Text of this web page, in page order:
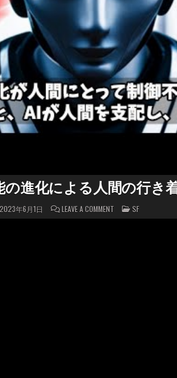
の進化による人間の行き
2023年6月1日 LEAVE A COMMENTON
【未
POSTED
IN
SF